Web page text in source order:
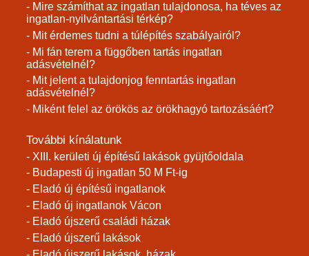
- Mire számíthat az ingatlan tulajdonosa, ha téves az
ingatlan-nyilvántartási térkép?
- Mit érdemes tudni a túlépítés szabályairól?
- Mi fán terem a függőben tartás ingatlan
adásvételnél?
- Mit jelent a tulajdonjog fenntartás ingatlan
adásvételnél?
- Miként felel az örökös az örökhagyó tartozásáért?
További kínálatunk
- XIII. kerületi új építésű lakások gyüjtőoldala
- Budapesti új ingatlan 50 M Ft-ig
- Eladó új építésű ingatlanok
- Eladó új ingatlanok Vácon
- Eladó újszerű családi házak
- Eladó újszerű lakások